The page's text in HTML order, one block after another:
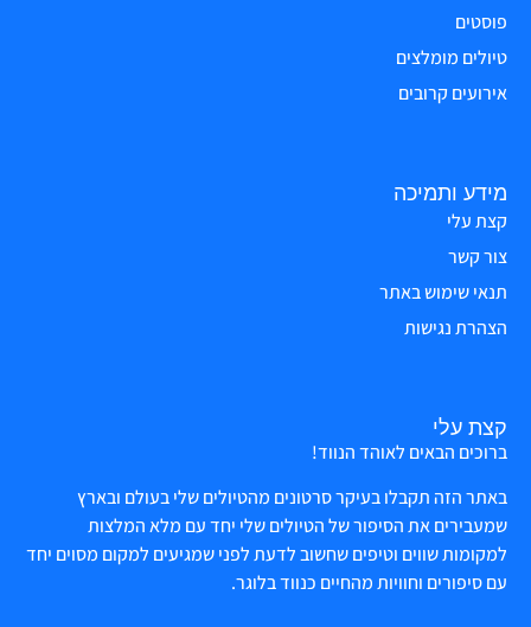
פוסטים
טיולים מומלצים
אירועים קרובים
מידע ותמיכה
קצת עלי
צור קשר
תנאי שימוש באתר
הצהרת נגישות
קצת עלי
ברוכים הבאים לאוהד הנווד!
באתר הזה תקבלו בעיקר סרטונים מהטיולים שלי בעולם ובארץ
שמעבירים את הסיפור של הטיולים שלי יחד עם מלא המלצות
למקומות שווים וטיפים שחשוב לדעת לפני שמגיעים למקום מסוים יחד
עם סיפורים וחוויות מהחיים כנווד בלוגר.